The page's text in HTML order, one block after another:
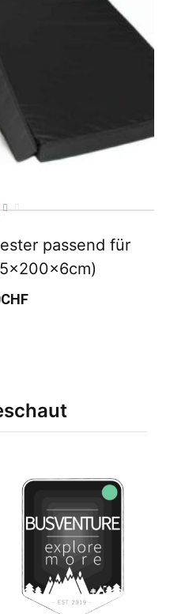
passend für
CHF